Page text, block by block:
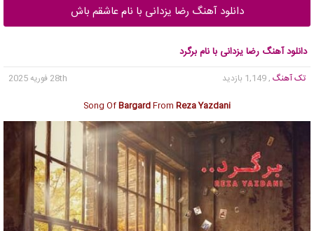
دانلود آهنگ رضا یزدانی با نام عاشقم باش
دانلود آهنگ رضا یزدانی با نام برگرد
تک آهنگ , 1,149 بازدید
28th فوریه 2025
Song OfBargardFrom Reza Yazdani